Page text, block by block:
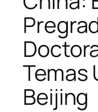
Temas
Beijing